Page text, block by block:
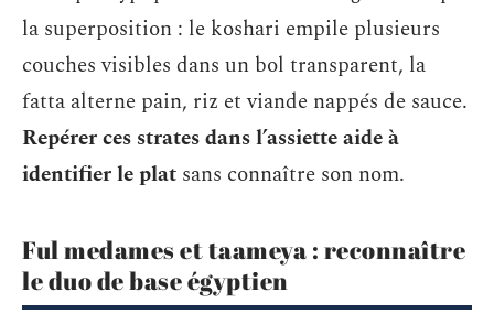
la superposition : le koshari empile plusieurs
couches visibles dans un bol transparent, la
fatta alterne pain, riz et viande nappés de sauce.
Repérer ces strates dans l’assiette aide à
identifier le plat sans connaître son nom.
Ful medames et taameya : reconnaître
le duo de base égyptien